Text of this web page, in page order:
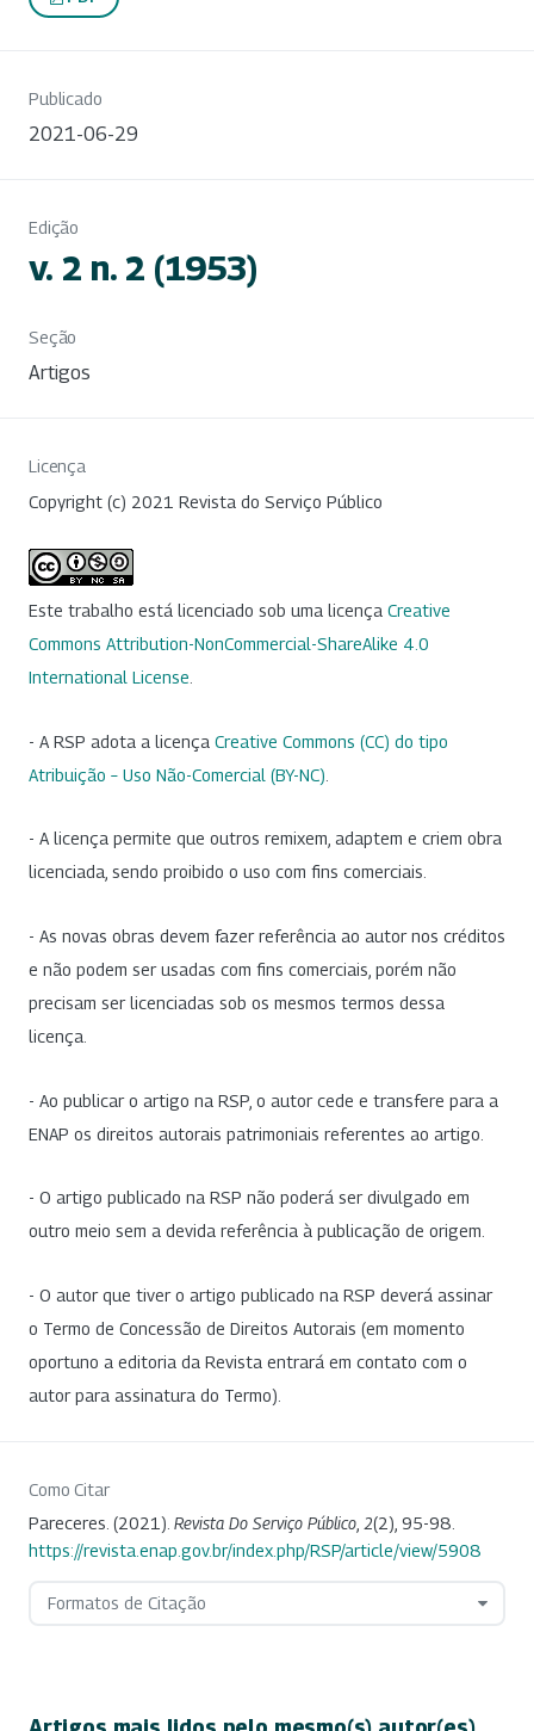
Publicado
2021-06-29
Edição
v. 2 n. 2 (1953)
Seção
Artigos
Licença
Copyright (c) 2021 Revista do Serviço Público
Este trabalho está licenciado sob uma licença Creative
Commons Attribution-NonCommercial-ShareAlike 4.0
International License
- A RSP adota a licença Creative Commons (CC) do tipo
Atribuição – Uso Não-Comercial (BY-NC)
- A licença permite que outros remixem, adaptem e criem obra
licenciada, sendo proibido o uso com fins comerciais.
- As novas obras devem fazer referência ao autor nos créditos
e não podem ser usadas com fins comerciais, porém não
precisam ser licenciadas sob os mesmos termos dessa
licença.
- Ao publicar o artigo na RSP, o autor cede e transfere para a
ENAP os direitos autorais patrimoniais referentes ao artigo.
- O artigo publicado na RSP não poderá ser divulgado em
outro meio sem a devida referência à publicação de origem.
- O autor que tiver o artigo publicado na RSP deverá assinar
o Termo de Concessão de Direitos Autorais (em momento
oportuno a editoria da Revista entrará em contato com o
autor para assinatura do Termo).
Como Citar
Pareceres. (2021). Revista Do Serviço Público 2(2), 95-98.
https://revista.enap.gov.br/index.php/RSP/article/view/5908
Formatos de Citação